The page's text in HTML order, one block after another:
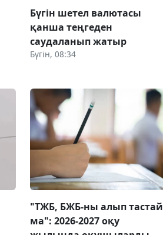
Бүгін шетел валютасы
қанша теңгеден
саудаланып жатыр
Бүгін, 08:34
"ТЖБ, БЖБ-ны алып тастай
ма": 2026-2027 оқу